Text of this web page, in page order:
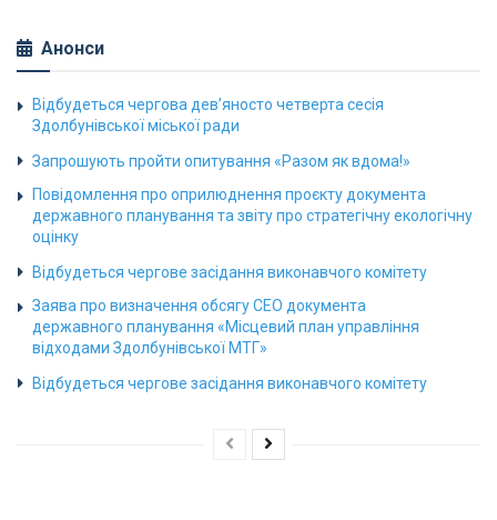
Анонси
Відбудеться чергова дев’яносто четверта сесія
Здолбунівської міської ради
Запрошують пройти опитування «Разом як вдома!»
Повідомлення про оприлюднення проєкту документа
державного планування та звіту про стратегічну екологічну
оцінку
Відбудеться чергове засідання виконавчого комітету
Заява про визначення обсягу СЕО документа
державного планування «Місцевий план управління
відходами Здолбунівської МТГ»
Відбудеться чергове засідання виконавчого комітету